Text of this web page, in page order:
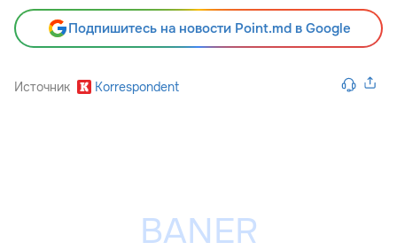
Подпишитесь на новости Point.md в Google
Источник Korrespondent